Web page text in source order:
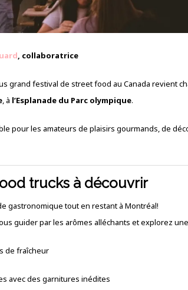
, collaboratrice
grand festival de street food au Canada revient
, à l’Esplanade du Parc olympique.
pour les amateurs de plaisirs gourmands, de
trucks à découvrir
gastronomique tout en restant à Montréal!
guider par les arômes alléchants et explorez
de fraîcheur
avec des garnitures inédites